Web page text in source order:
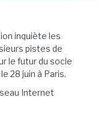
inquiète les
pistes de
le futur du socle
28 juin à Paris.